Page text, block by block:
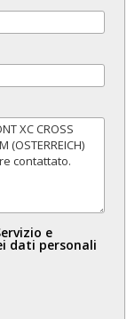
e
dati personali